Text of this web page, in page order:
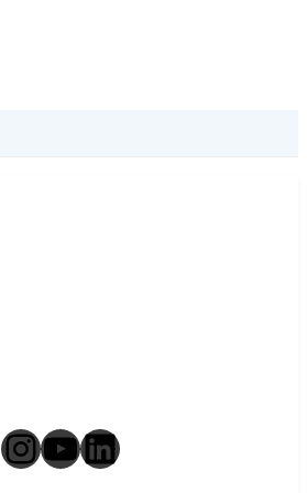
Instagram
YouTube
LinkedIn